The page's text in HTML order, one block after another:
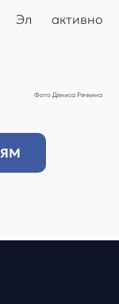
активно
Фото Дениса Речкина